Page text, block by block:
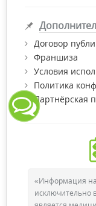
Договор
Франшиза
Условия
Политика
Партнёрская
«Информация на
исключительно